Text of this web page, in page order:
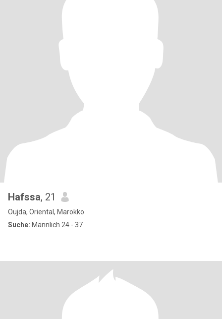
Hafssa, 21
Oujda, Oriental, Marokko
Suche: Männlich 24 - 37